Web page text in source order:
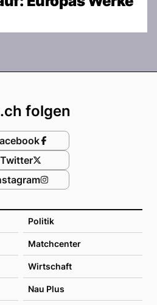
Politik
Matchcenter
Wirtschaft
Nau Plus
folgen
Twitter